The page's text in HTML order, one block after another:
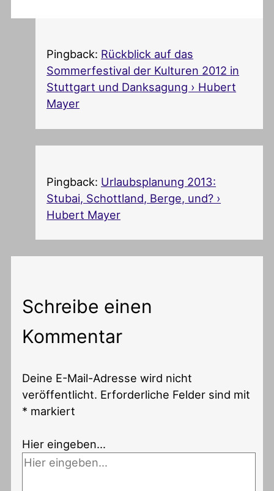
Pingback: Rückblick auf das
Sommerfestival der Kulturen 2012 in
Stuttgart und Danksagung › Hubert
Mayer
Pingback: Urlaubsplanung 2013:
Stubai, Schottland, Berge, und? ›
Hubert Mayer
Schreibe einen
Kommentar
Deine E-Mail-Adresse wird nicht
veröffentlicht. Erforderliche Felder sind mit
* markiert
Hier eingeben…